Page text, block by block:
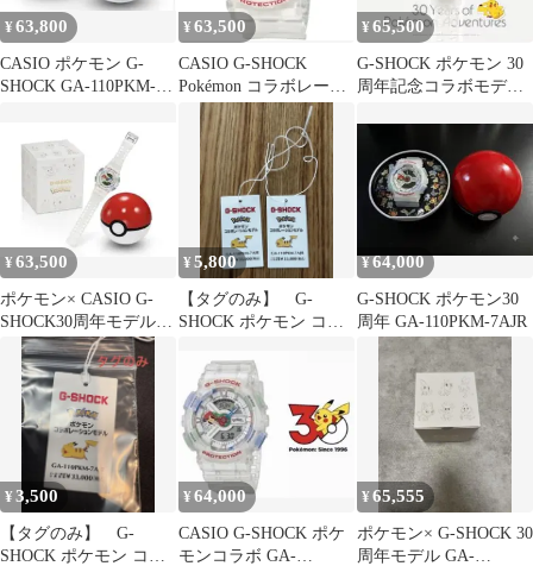
¥63,800
CASIO ポケモン G-
SHOCK GA-110PKM-
¥ 63,500
CASIO G-SHOCK
Pokémon コラボレーシ
ョンモデル
¥65,500
G-SHOCK ポケモン 30
周年記念コラボモデ
¥63,500
ポケモン× CASIO G-
SHOCK30周年モデル
GA-110PKM-7AJR
¥5,800
【タグのみ】 G-
SHOCK ポケモン コラ
¥64,000
G-SHOCK ポケモン30
周年 GA-110PKM-7AJR
¥3,500
【タグのみ】 G-
SHOCK ポケモン コラ
¥64,000
CASIO G-SHOCK ポケ
モンコラボ GA-
¥65,555
ポケモン× G-SHOCK 30
周年モデル GA-